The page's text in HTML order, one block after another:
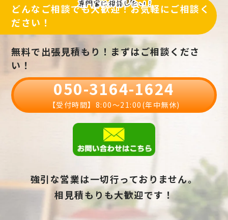
どんなご相談でも大歓迎！お気軽にご相談く
ださい！
無料で出張見積もり！まずはご相談くださ
い！
050-3164-1624
【受付時間】8:00〜21:00(年中無休)
強引な営業は一切行っておりません。
相見積もりも大歓迎です！